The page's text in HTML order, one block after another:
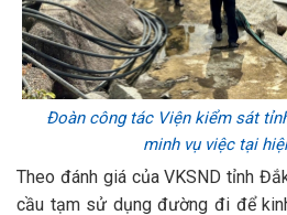
Đoàn công tác Viện kiểm sát
minh vụ việc tại
Theo đánh giá của VKSND tỉnh
cầu tạm sử dụng đường đi để